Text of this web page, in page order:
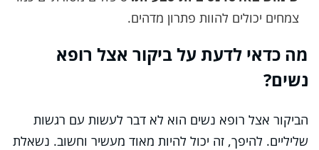
צמחים יכולים להוות פתרון מדהים.
מה כדאי לדעת על ביקור אצל רופא
נשים?
הביקור אצל רופא נשים הוא לא דבר לעשות עם רגשות
שליליים. להיפך, זה יכול להיות מאוד מעשיר וחשוב. נשאלת